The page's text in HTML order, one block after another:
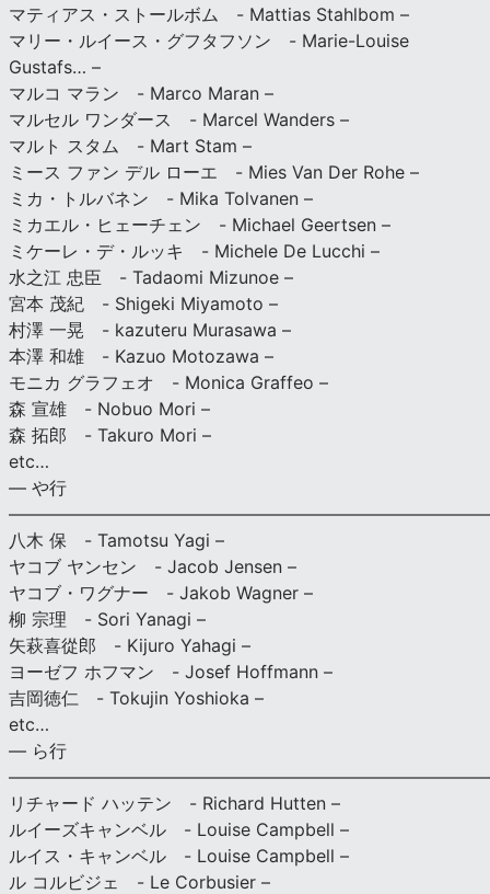
マティアス・ストールボム - Mattias Stahlbom –
マリー・ルイース・グフタフソン - Marie-Louise
Gustafs… –
マルコ マラン - Marco Maran –
マルセル ワンダース - Marcel Wanders –
マルト スタム - Mart Stam –
ミース ファン デル ローエ - Mies Van Der Rohe –
ミカ・トルバネン - Mika Tolvanen –
ミカエル・ヒェーチェン - Michael Geertsen –
ミケーレ・デ・ルッキ - Michele De Lucchi –
水之江 忠臣 - Tadaomi Mizunoe –
宮本 茂紀 - Shigeki Miyamoto –
村澤 一晃 - kazuteru Murasawa –
本澤 和雄 - Kazuo Motozawa –
モニカ グラフェオ - Monica Graffeo –
森 宣雄 - Nobuo Mori –
森 拓郎 - Takuro Mori –
etc…
— や行
八木 保 - Tamotsu Yagi –
ヤコブ ヤンセン - Jacob Jensen –
ヤコブ・ワグナー - Jakob Wagner –
柳 宗理 - Sori Yanagi –
矢萩喜從郎 - Kijuro Yahagi –
ヨーゼフ ホフマン - Josef Hoffmann –
吉岡徳仁 - Tokujin Yoshioka –
etc…
— ら行
リチャード ハッテン - Richard Hutten –
ルイーズキャンベル - Louise Campbell –
ルイス・キャンベル - Louise Campbell –
ル コルビジェ - Le Corbusier –